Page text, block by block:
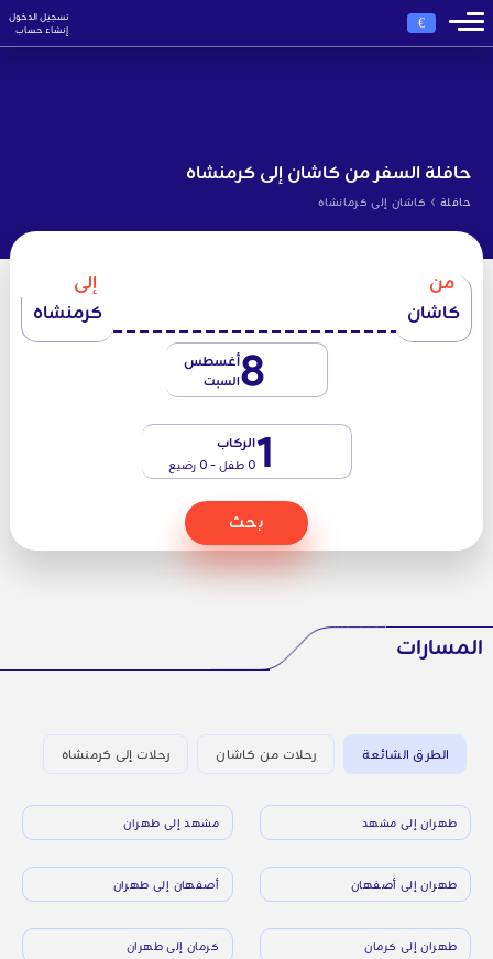
€
تسجيل الدخول
إنشاء حساب
حافلة السفر من كاشان إلى كرمنشاه
حافلة › كاشان إلى كرمانشاه
من
كاشان
إلى
كرمنشاه
8أغسطس
السبت
1الركاب
0 طفل - 0 رضيع
بحث
المسارات
الطرق الشائعة رحلات من كاشان رحلات إلى كرمنشاه
طهران إلى مشهد مشهد إلى طهران
طهران إلى أصفهان أصفهان إلى طهران
طهران إلى كرمان كرمان إلى طهران